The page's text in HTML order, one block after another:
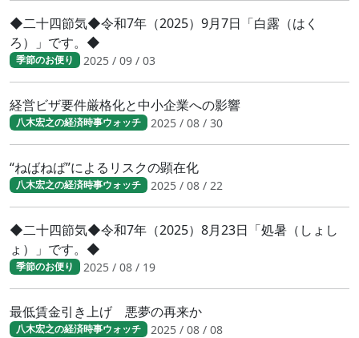
◆二十四節気◆令和7年（2025）9月7日「白露（はく
ろ）」です。◆
季節のお便り 2025 / 09 / 03
経営ビザ要件厳格化と中小企業への影響
八木宏之の経済時事ウォッチ 2025 / 08 / 30
“ねばねば”によるリスクの顕在化
八木宏之の経済時事ウォッチ 2025 / 08 / 22
◆二十四節気◆令和7年（2025）8月23日「処暑（しょし
ょ）」です。◆
季節のお便り 2025 / 08 / 19
最低賃金引き上げ 悪夢の再来か
八木宏之の経済時事ウォッチ 2025 / 08 / 08